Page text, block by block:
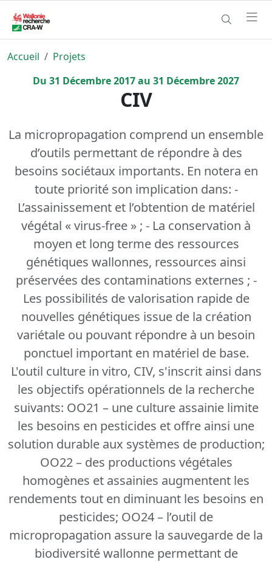
Accueil
Projets
Du 31 Décembre2017au 31 Décembre2027
CIV
La micropropagation comprend un ensemble
d’outils permettant de répondre à des
besoins sociétaux importants. En notera en
toute priorité son implication dans: -
L’assainissement et l’obtention de matériel
végétal « virus-free » ; - La conservation à
moyen et long terme des ressources
génétiques wallonnes, ressources ainsi
préservées des contaminations externes ; -
Les possibilités de valorisation rapide de
nouvelles génétiques issue de la création
variétale ou pouvant répondre à un besoin
ponctuel important en matériel de base.
L'outil culture in vitro, CIV, s'inscrit ainsi dans
les objectifs opérationnels de la recherche
suivants: OO21 – une culture assainie limite
les besoins en pesticides et offre ainsi une
solution durable aux systèmes de production;
OO22 – des productions végétales
homogènes et assainies augmentent les
rendements tout en diminuant les besoins en
pesticides; OO24 – l’outil de
micropropagation assure la sauvegarde de la
biodiversité wallonne permettant de